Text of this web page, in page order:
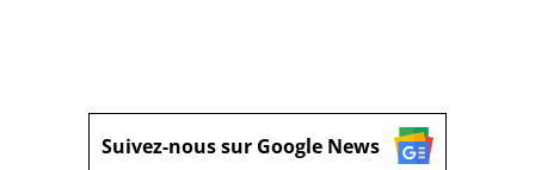
Suivez-nous sur Google News